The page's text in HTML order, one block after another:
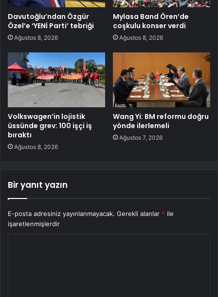
Davutoğlu’ndan Özgür
Özel’e ‘YENİ Parti’ tebriği
Ağustos 8, 2026
Mylasa Band Ören’de
coşkulu konser verdi
Ağustos 8, 2026
Volkswagen’in lojistik
üssünde grev: 100 işçi iş
bıraktı
Ağustos 8, 2026
Wang Yi: BM reformu doğru
yönde ilerlemeli
Ağustos 7, 2026
Bir yanıt yazın
E-posta adresiniz yayınlanmayacak. Gerekli alanlar * ile
işaretlenmişlerdir